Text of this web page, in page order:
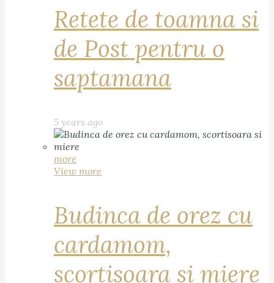
Retete de toamna si
de Post pentru o
saptamana
5 years ago
more
View more
Budinca de orez cu
cardamom,
scortisoara si miere